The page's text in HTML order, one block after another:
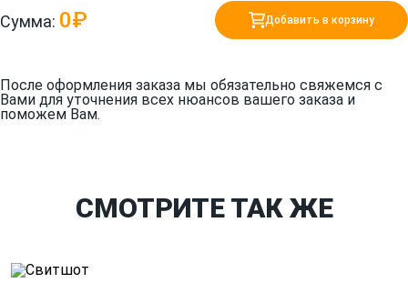
После оформления заказа мы обязательно свяжемся с
Вами для уточнения всех нюансов вашего заказа и
поможем Вам.
Сумма: 0₽ Добавить в корзину
СМОТРИТЕ ТАК ЖЕ